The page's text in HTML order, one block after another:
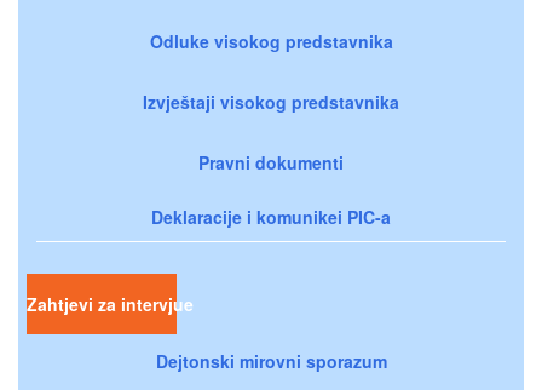
Odluke visokog predstavnika
Izvještaji visokog predstavnika
Pravni dokumenti
Deklaracije i komunikei PIC-a
Zahtjevi za intervjue
Dejtonski mirovni sporazum